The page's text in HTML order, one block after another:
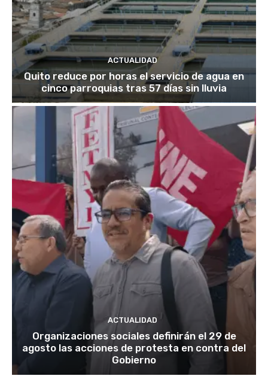
ACTUALIDAD
Quito reduce por horas el servicio de agua en
cinco parroquias tras 57 días sin lluvia
ACTUALIDAD
Organizaciones sociales definirán el 29 de
agosto las acciones de protesta en contra del
Gobierno